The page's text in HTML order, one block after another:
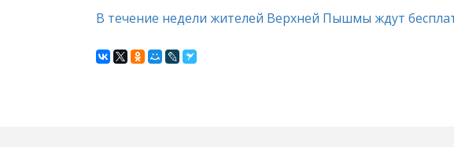
В течение недели жителей Верхней Пышмы ждут